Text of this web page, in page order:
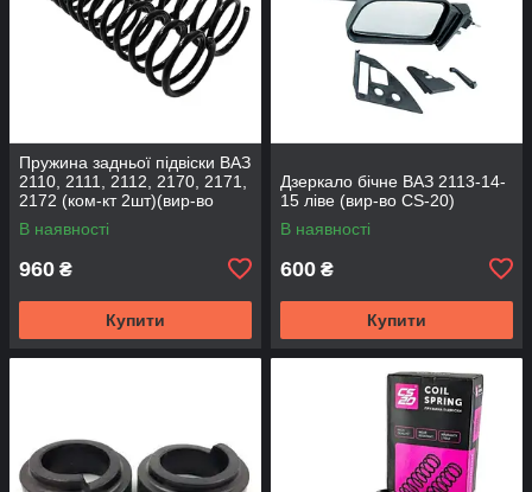
Пружина задньої підвіски ВАЗ
2110, 2111, 2112, 2170, 2171,
2172 (ком-кт 2шт)(вир-во
SKADI)
В наявності
960 ₴
Купити
Дзеркало бічне ВАЗ 2113-14-
15 ліве (вир-во CS-20)
В наявності
600 ₴
Купити